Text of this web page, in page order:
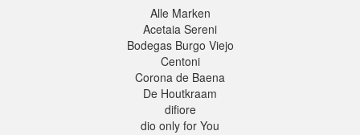
Alle Marken
Acetaia Sereni
Bodegas Burgo Viejo
Centoni
Corona de Baena
De Houtkraam
difiore
dio only for You